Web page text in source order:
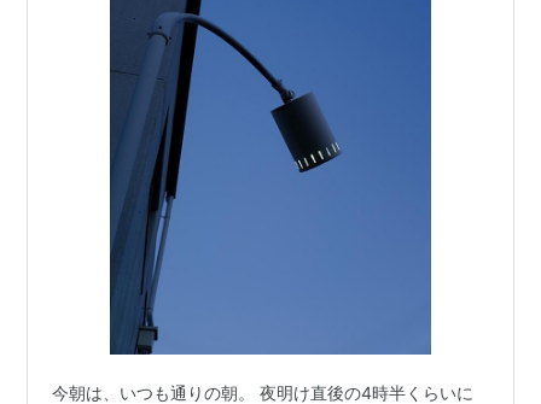
今朝は、いつも通りの朝。 夜明け直後の4時半くらいに